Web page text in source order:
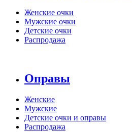
Женские очки
Мужские очки
Детские очки
Распродажа
Оправы
Женские
Мужские
Детские очки и оправы
Распродажа